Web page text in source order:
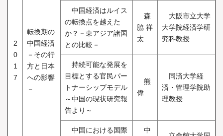
2
0
1
7
転換期の
中国経済
－その行
方と日本
への影響
－
中国経済はルイス
の転換点を越えた
か？－東アジア諸国
との比較－
森
脇 祥
太
大阪市立大学
大学院経済学研
究科教授
持続可能な発展を
目標とする官民パー
トナーシップモデル
～中国の現状研究報
告より～
熊
偉
同済大学経
済・管理学院助
理教授
中国における国際
中